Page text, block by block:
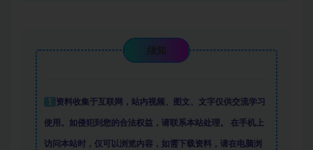
须知
1 资料收集于互联网 ， 站内视频、图文、文字仅供交流学习
使用。如侵犯到您的合法权益，请联系本站处理。 在手机上
访问本站时，仅可以浏览内容，如需下载资料，请在电脑浏